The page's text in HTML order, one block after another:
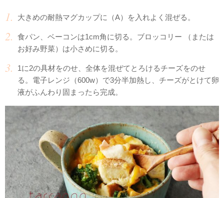
大きめの耐熱マグカップに（A）を入れよく混ぜる。
食パン、ベーコンは1cm角に切る。ブロッコリー （または
お好み野菜）は小さめに切る。
1に2の具材をのせ、全体を混ぜてとろけるチーズをのせ
る。電子レンジ（600w）で3分半加熱し、チーズがとけて卵
液がふんわり固まったら完成。